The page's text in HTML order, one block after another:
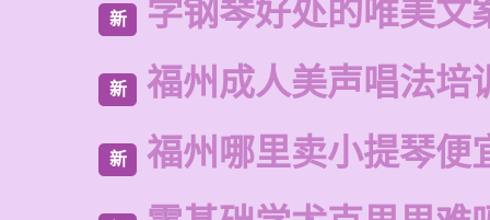
新 学钢琴好处的唯美文
新 福州成人美声唱法培
新 福州哪里卖小提琴便